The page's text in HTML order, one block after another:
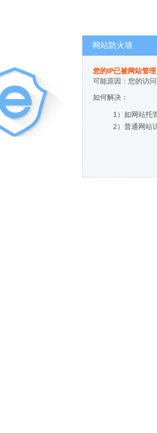
网站防火墙
您的IP已被网站管
可能原因：您的访
如何解决：
1）如网站托
2）普通网站